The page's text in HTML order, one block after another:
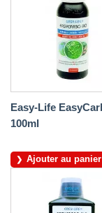
Easy-Life
100ml
Ajouter au panier